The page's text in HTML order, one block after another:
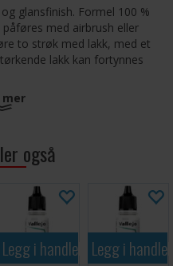
glansfinish. Formel 100 %
med airbrush eller
to strøk med lakk, med et
lakk kan fortynnes
mer
også
Legg i handlekurven
Legg i